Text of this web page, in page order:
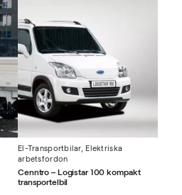
El-Transportbilar, Elektriska
arbetsfordon
Cenntro – Logistar 100 kompakt
transportelbil